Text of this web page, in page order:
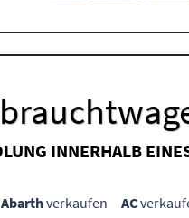
INNERHALB
Abarthverkaufen AC